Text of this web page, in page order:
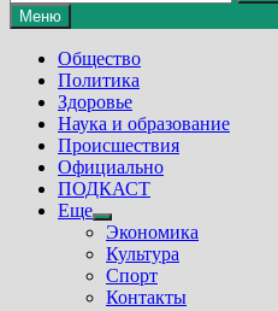
Меню
Общество
Политика
Здоровье
Наука и образование
Происшествия
Официально
ПОДКАСТ
Еще
Show
sub
menu
Экономика
Культура
Спорт
Контакты